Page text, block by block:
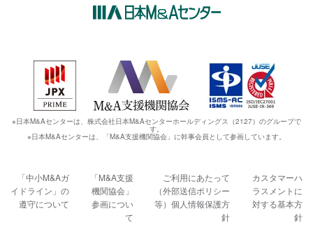
※日本M&Aセンターは、株式会社日本M&Aセンターホールディングス（2127）のグループで
す。
※日本M&Aセンターは、「M&A支援機関協会」に幹事会員として参画しています。
「中小M&Aガ
イドライン」の
遵守について
「M&A支援
機関協会」
参画につい
て
ご利用にあたって
（外部送信ポリシー
等）個人情報保護方
針
カスタマーハ
ラスメントに
対する基本方
針